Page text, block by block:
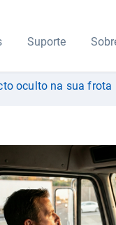
Suporte
oculto na sua frota